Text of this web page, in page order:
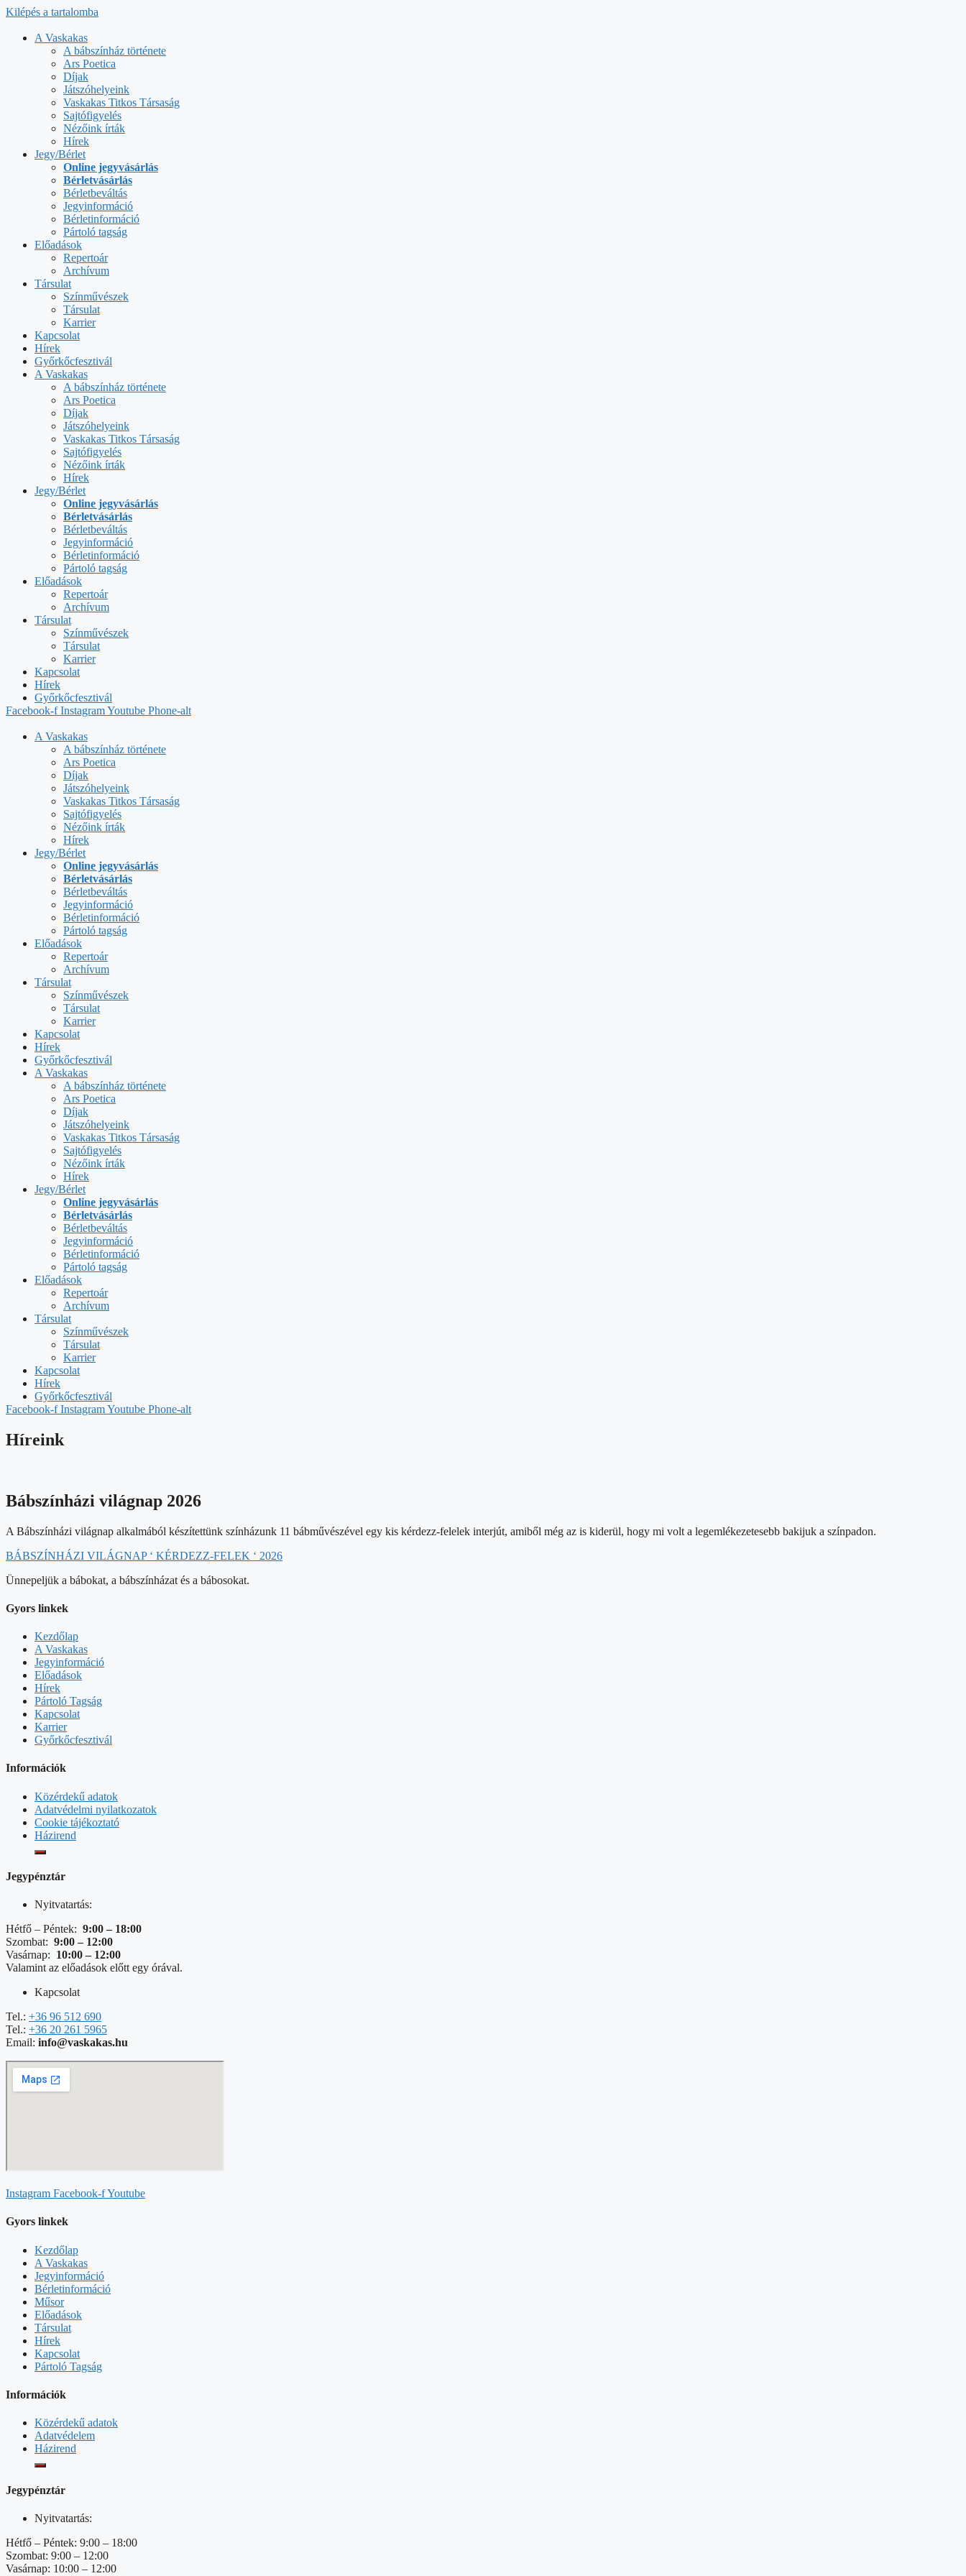
Kilépés a tartalomba
A Vaskakas
A bábszínház története
Ars Poetica
Díjak
Játszóhelyeink
Vaskakas Titkos Társaság
Sajtófigyelés
Nézőink írták
Hírek
Jegy/Bérlet
Online jegyvásárlás
Bérletvásárlás
Bérletbeváltás
Jegyinformáció
Bérletinformáció
Pártoló tagság
Előadások
Repertoár
Archívum
Társulat
Színművészek
Társulat
Karrier
Kapcsolat
Hírek
Győrkőcfesztivál
A Vaskakas
A bábszínház története
Ars Poetica
Díjak
Játszóhelyeink
Vaskakas Titkos Társaság
Sajtófigyelés
Nézőink írták
Hírek
Jegy/Bérlet
Online jegyvásárlás
Bérletvásárlás
Bérletbeváltás
Jegyinformáció
Bérletinformáció
Pártoló tagság
Előadások
Repertoár
Archívum
Társulat
Színművészek
Társulat
Karrier
Kapcsolat
Hírek
Győrkőcfesztivál
Facebook-f InstagramYoutube Phone-alt
A Vaskakas
A bábszínház története
Ars Poetica
Díjak
Játszóhelyeink
Vaskakas Titkos Társaság
Sajtófigyelés
Nézőink írták
Hírek
Jegy/Bérlet
Online jegyvásárlás
Bérletvásárlás
Bérletbeváltás
Jegyinformáció
Bérletinformáció
Pártoló tagság
Előadások
Repertoár
Archívum
Társulat
Színművészek
Társulat
Karrier
Kapcsolat
Hírek
Győrkőcfesztivál
A Vaskakas
A bábszínház története
Ars Poetica
Díjak
Játszóhelyeink
Vaskakas Titkos Társaság
Sajtófigyelés
Nézőink írták
Hírek
Jegy/Bérlet
Online jegyvásárlás
Bérletvásárlás
Bérletbeváltás
Jegyinformáció
Bérletinformáció
Pártoló tagság
Előadások
Repertoár
Archívum
Társulat
Színművészek
Társulat
Karrier
Kapcsolat
Hírek
Győrkőcfesztivál
Facebook-f InstagramYoutube Phone-alt
Híreink
Bábszínházi világnap 2026
A Bábszínházi világnap alkalmából készítettünk színházunk 11 bábművészével egy kis kérdezz-felelek interjút, amiből még az is kiderül, hogy mi volt a legemlékezetesebb bakijuk a színpadon.
BÁBSZÍNHÁZI VILÁGNAP ‘ KÉRDEZZ-FELEK ‘ 2026
Ünnepeljük a bábokat, a bábszínházat és a bábosokat.
Gyors linkek
Kezdőlap
A Vaskakas
Jegyinformáció
Előadások
Hírek
Pártoló Tagság
Kapcsolat
Karrier
Győrkőcfesztivál
Információk
Közérdekű adatok
Adatvédelmi nyilatkozatok
Cookie tájékoztató
Házirend
Jegypénztár
Nyitvatartás:
Hétfő – Péntek: 9:00 – 18:00
Szombat: 9:00 – 12:00
Vasárnap: 10:00 – 12:00
Valamint az előadások előtt egy órával.
Kapcsolat
Tel.: +36 96 512 690
Tel.: +36 20 261 5965
Email: info@vaskakas.hu
Instagram Facebook-fYoutube
Gyors linkek
Kezdőlap
A Vaskakas
Jegyinformáció
Bérletinformáció
Műsor
Előadások
Társulat
Hírek
Kapcsolat
Pártoló Tagság
Információk
Közérdekű adatok
Adatvédelem
Házirend
Jegypénztár
Nyitvatartás:
Hétfő – Péntek: 9:00 – 18:00
Szombat: 9:00 – 12:00
Vasárnap: 10:00 – 12:00